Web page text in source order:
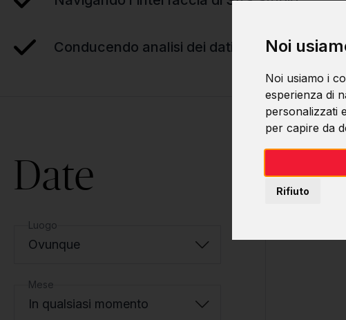
Noi
Noi usiamo i
esperienza di
personalizzati
per capire da
Rifiuto
Conducendo analisi dei dati e reporting
Date
Luogo
Ovunque
Mese
In qualsiasi momento